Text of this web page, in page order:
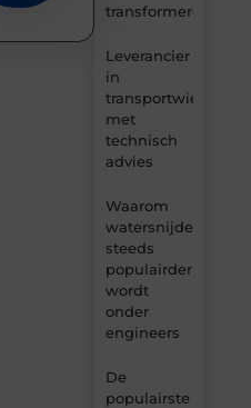
transformeren
Leverancier
in
transportwielen
met
technisch
advies
Waarom
watersnijden
steeds
populairder
wordt
onder
engineers
De
populairste